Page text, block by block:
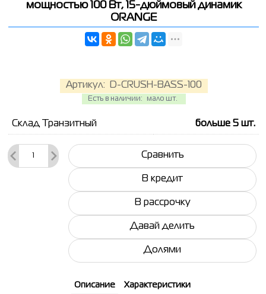
мощностью 100 Вт, 15-дюймовый динамик
ORANGE
Артикул: D-CRUSH-BASS-100
Есть в наличии: мало шт.
Склад Транзитный больше 5 шт.
Сравнить
В кредит
В рассрочку
Давай делить
Долями
Описание Характеристики